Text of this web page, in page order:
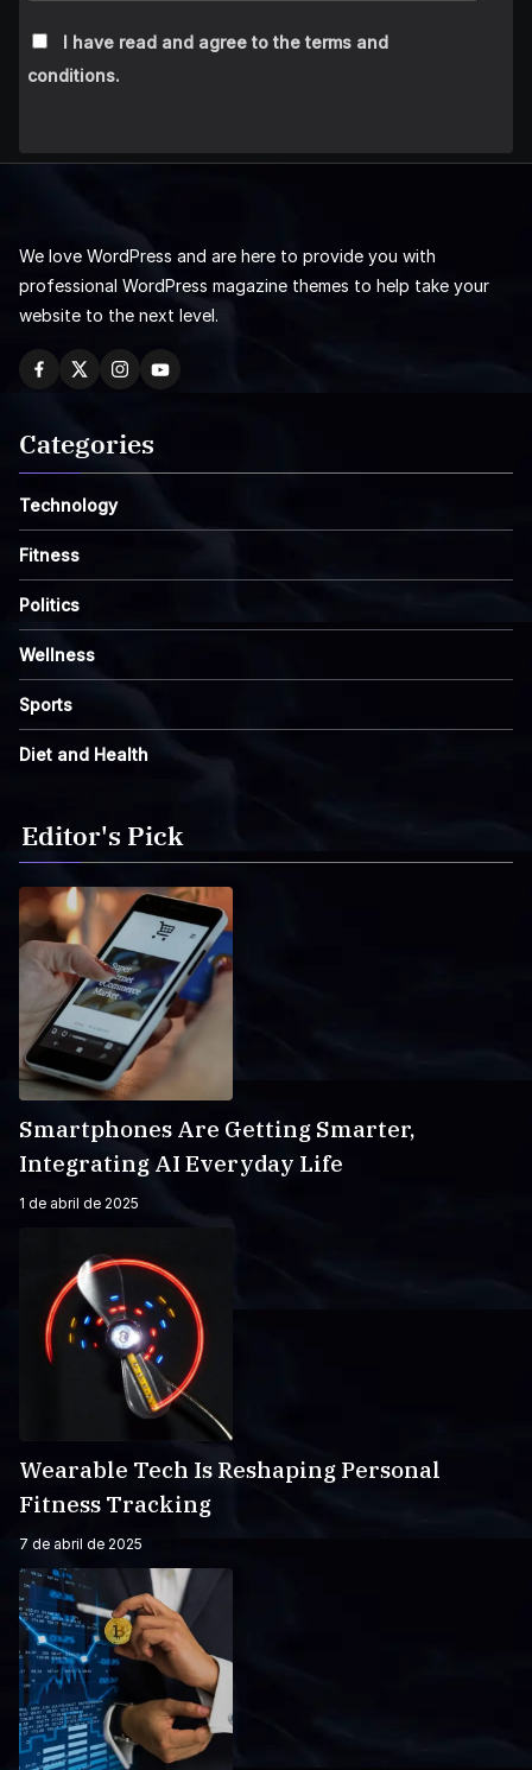
I have read and agree to the terms and
conditions.
We love WordPress and are here to provide you with
professional WordPress magazine themes to help take your
website to the next level.
Categories
Technology
Fitness
Politics
Wellness
Sports
Diet and Health
Editor's Pick
Smartphones Are Getting Smarter,
Integrating AI Everyday Life
1 de abril de 2025
Wearable Tech Is Reshaping Personal
Fitness Tracking
7 de abril de 2025